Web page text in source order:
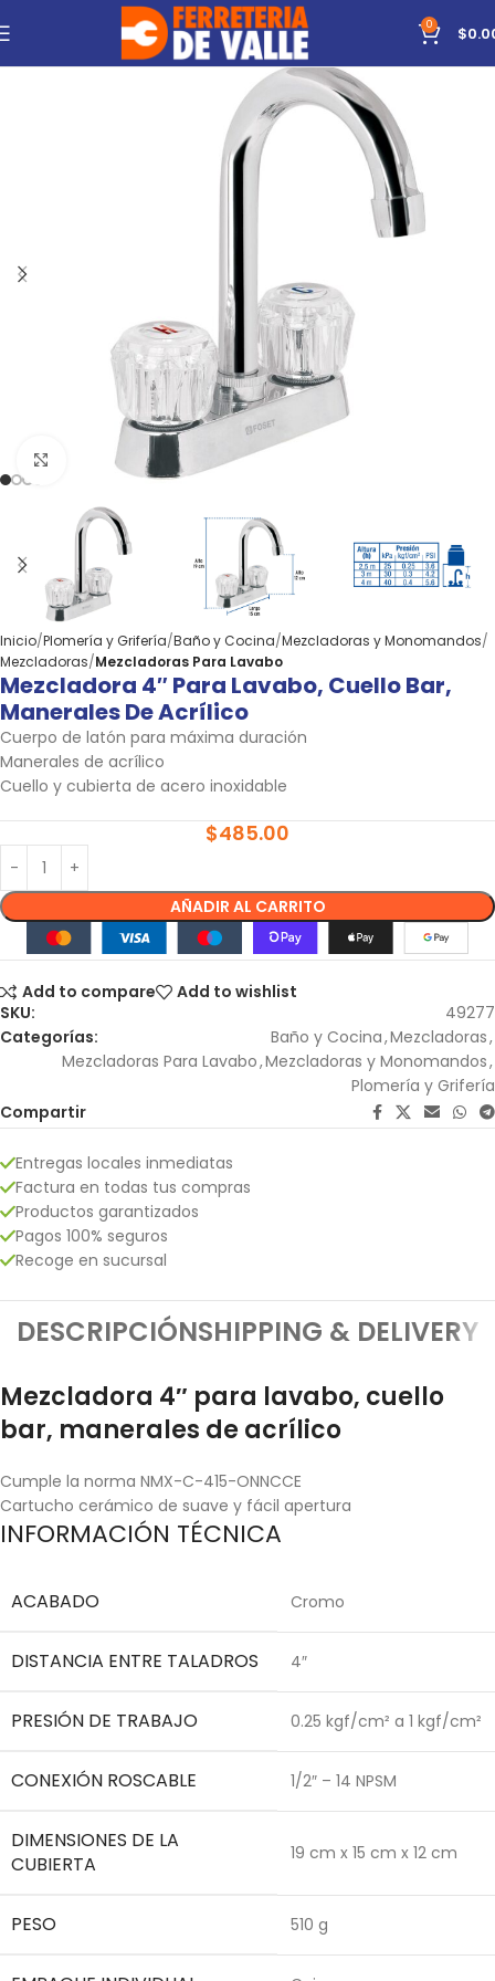
0 $
Click to enlarge
Inicio Plomería y Grifería Baño y Cocina Mezcladoras y Monomandos
Mezcladoras Mezcladoras Para Lavabo
Mezcladora 4″ Para Lavabo, Cuello Bar,
Manerales De Acrílico
Cuerpo de latón para máxima duración
Manerales de acrílico
Cuello y cubierta de acero inoxidable
$485.00
AÑADIR AL CARRITO
Add to compare
Add to wishlist
SKU:
49277
Categorías:
Baño y Cocina,Mezcladoras,
Mezcladoras Para Lavabo,Mezcladoras y Monomandos,
Plomería y Grifería
Compartir
Entregas locales inmediatas
Factura en todas tus compras
Productos garantizados
Pagos 100% seguros
Recoge en sucursal
DESCRIPCIÓNSHIPPING & DELIVERY
Mezcladora 4″ para lavabo, cuello
bar, manerales de acrílico
Cumple la norma NMX-C-415-ONNCCE
Cartucho cerámico de suave y fácil apertura
INFORMACIÓN TÉCNICA
ACABADO Cromo
DISTANCIA ENTRE TALADROS 4″
PRESIÓN DE TRABAJO 0.25 kgf/cm² a 1 kgf/cm²
CONEXIÓN ROSCABLE 1/2″ – 14 NPSM
DIMENSIONES DE LA
CUBIERTA
19 cm x 15 cm x 12 cm
PESO 510 g